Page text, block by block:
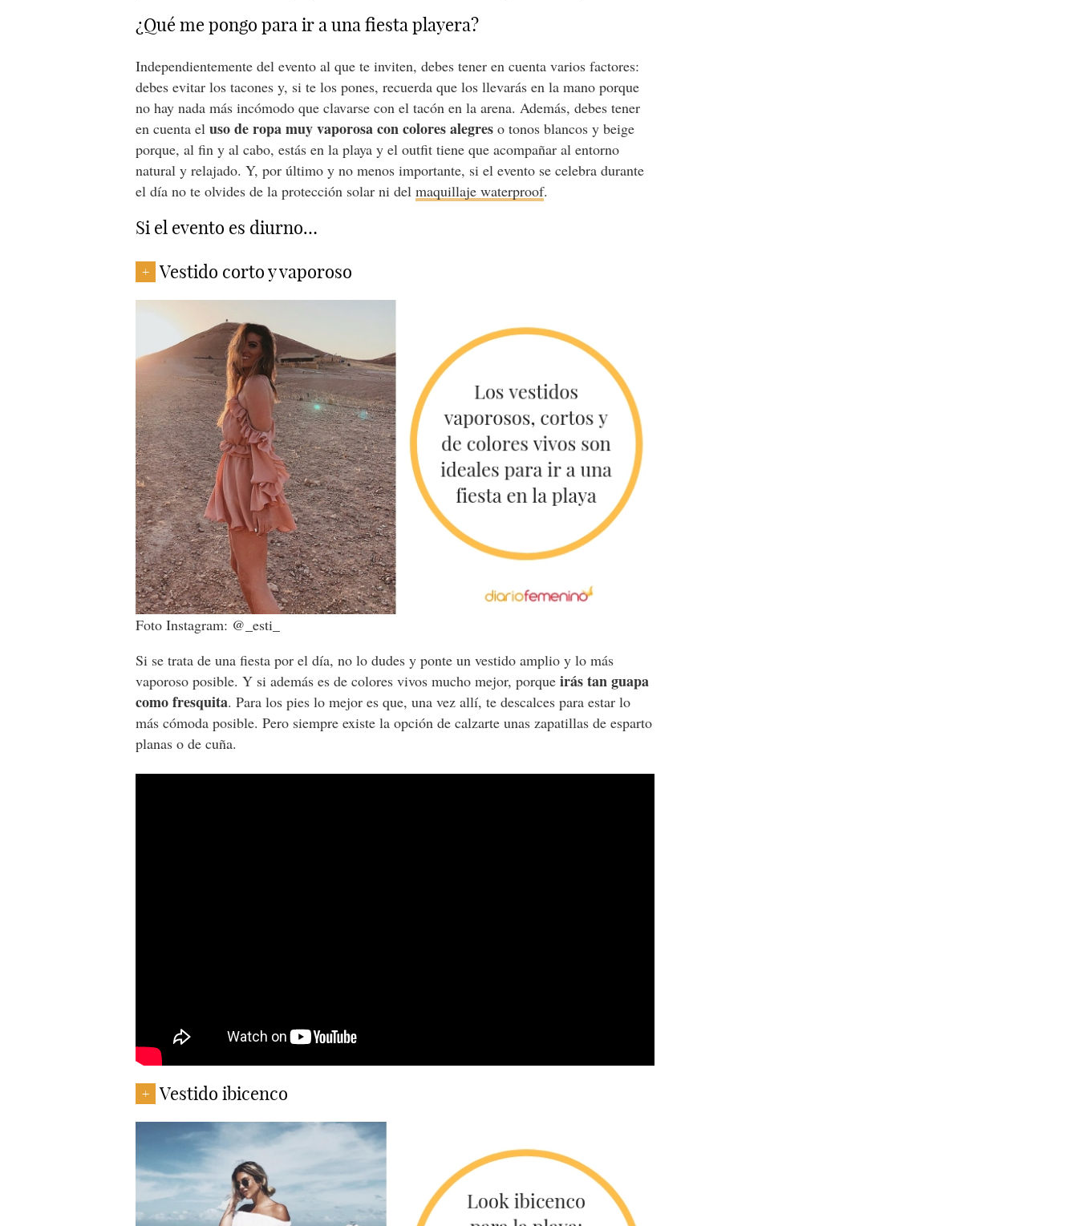
¿Qué me pongo para ir a una fiesta playera?
Independientemente del evento al que te inviten, debes tener en cuenta varios factores:
debes evitar los tacones y, si te los pones, recuerda que los llevarás en la mano porque
no hay nada más incómodo que clavarse con el tacón en la arena. Además, debes tener
en cuenta eluso de ropa muy vaporosa con colores alegres o tonos blancos y beige
porque, al fin y al cabo, estás en la playa y el outfit tiene que acompañar al entorno
natural y relajado. Y, por último y no menos importante, si el evento se celebra durante
el día no te olvides de la protección solar ni delmaquillaje waterproof.
Si el evento es diurno…
+ Vestido corto y vaporoso
Foto Instagram: @_esti_
Si se trata de una fiesta por el día, no lo dudes y ponte un vestido amplio y lo más
vaporoso posible. Y si además es de colores vivos mucho mejor, porque irás tan guapa
como fresquita. Para los pies lo mejor es que, una vez allí, te descalces para estar lo
más cómoda posible. Pero siempre existe la opción de calzarte unas zapatillas de esparto
planas o de cuña.
+ Vestido ibicenco